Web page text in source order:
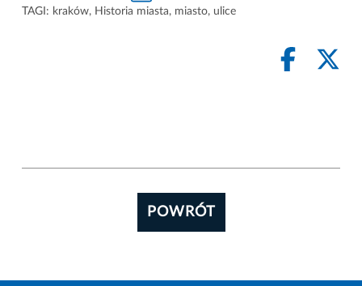
TAGI: kraków, Historia miasta, miasto, ulice
POWRÓT